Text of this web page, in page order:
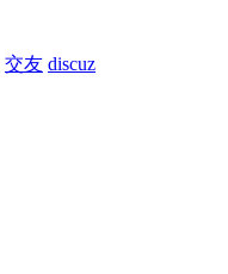
交友 discuz